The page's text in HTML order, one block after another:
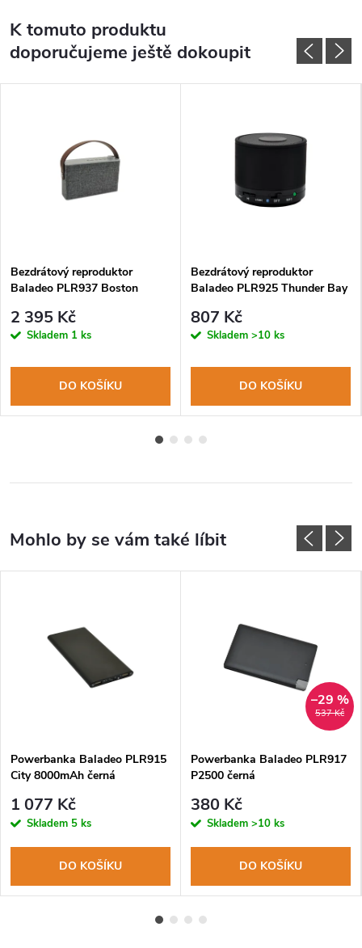
K tomuto produktu
doporučujeme ještě dokoupit
Bezdrátový reproduktor
Baladeo PLR937 Boston
2 395 Kč
Skladem 1 ks
DO KOŠÍKU
Bezdrátový reproduktor
Baladeo PLR925 Thunder Bay
černý
807 Kč
Skladem >10 ks
DO KOŠÍKU
Powerbanka Baladeo PLR915
City 8000mAh černá
1 077 Kč
Skladem 5 ks
DO KOŠÍKU
537 Kč
–29 %
Powerbanka Baladeo PLR917
P2500 černá
380 Kč
Skladem >10 ks
DO KOŠÍKU